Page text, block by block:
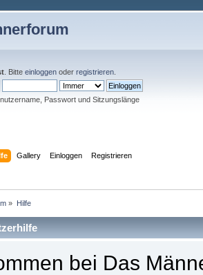
. Bitte einloggen oder registrieren
Passwort und Sitzungslänge
Gallery Einloggen Registrieren
» Hilfe
bei Das